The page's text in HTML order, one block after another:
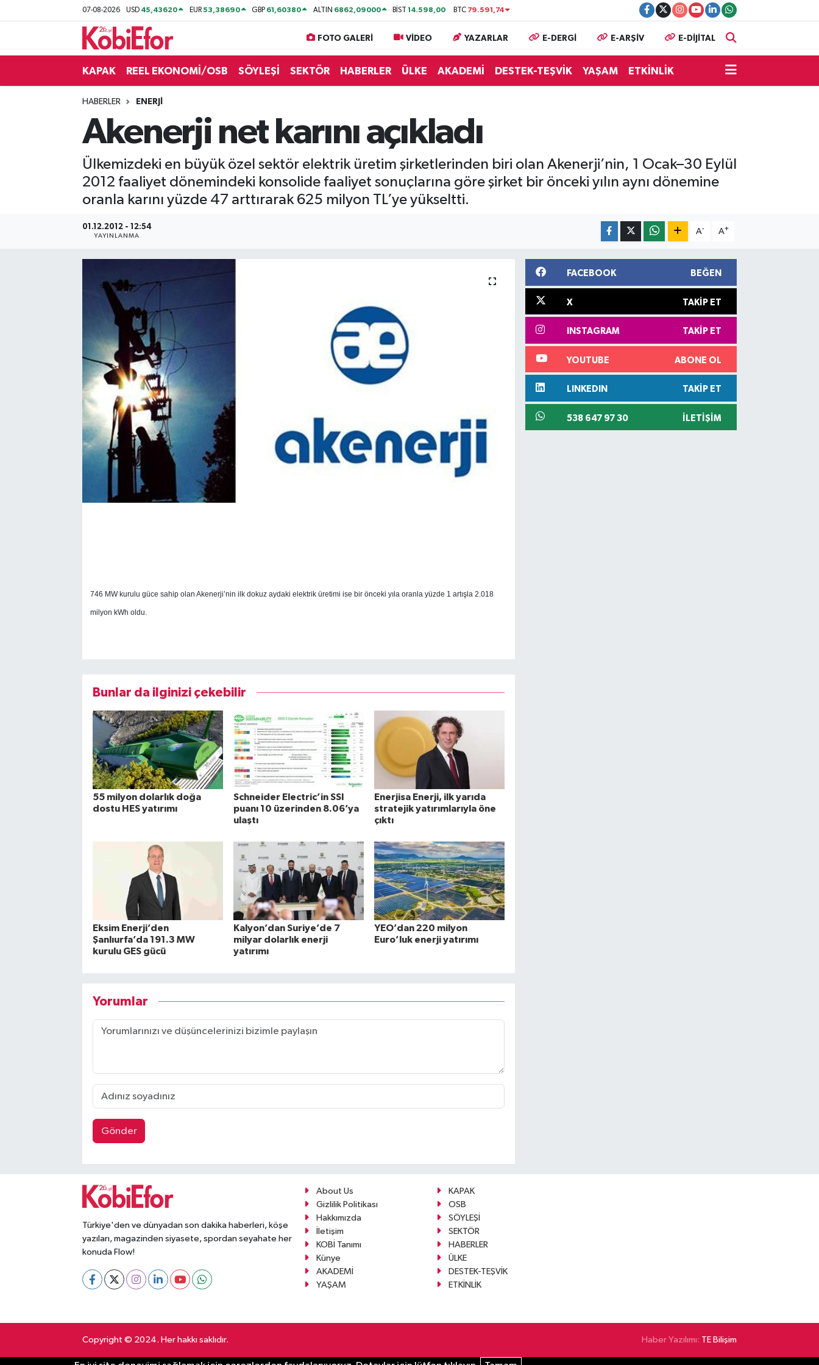
07-08-2026 USD 45,43620 EUR53,38690 GBP 61,60380 ALTIN 6862,09000 BİST14.598,00 BTC 79.591,74
FOTO GALERİ VİDEO YAZARLAR E-DERGİ E-ARŞİV E-DİJİTAL
KAPAK REEL EKONOMİ/OSB SÖYLEŞİ SEKTÖR HABERLER ÜLKE AKADEMİ DESTEK-TEŞVİK YAŞAM ETKİNLİK
HABERLER ENERJİ
Akenerji net karını açıkladı
Ülkemizdeki en büyük özel sektör elektrik üretim şirketlerinden biri olan Akenerji’nin, 1 Ocak–30 Eylül
2012 faaliyet dönemindeki konsolide faaliyet sonuçlarına göre şirket bir önceki yılın aynı dönemine
oranla karını yüzde 47 arttırarak 625 milyon TL’ye yükseltti.
01.12.2012 - 12:54
YAYINLANMA
A- A+
746 MW kurulu güce sahip olan Akenerji’nin ilk dokuz aydaki elektrik üretimi ise bir önceki yıla oranla yüzde 1 artışla 2.018
milyon kWh oldu.
Bunlar da ilginizi çekebilir
55 milyon dolarlık doğa
dostu HES yatırımı
Schneider Electric’in SSI
puanı 10 üzerinden 8.06’ya
ulaştı
Enerjisa Enerji, ilk yarıda
stratejik yatırımlarıyla öne
çıktı
Eksim Enerji’den
Şanlıurfa’da 191.3 MW
kurulu GES gücü
Kalyon’dan Suriye’de 7
milyar dolarlık enerji
yatırımı
YEO’dan 220 milyon
Euro’luk enerji yatırımı
Yorumlar
Gönder
FACEBOOK BEĞEN
X TAKIP ET
INSTAGRAM TAKIP ET
YOUTUBE ABONE OL
LINKEDIN TAKIP ET
538 647 97 30 İLETIŞIM
Türkiye'den ve dünyadan son dakika haberleri, köşe
yazıları, magazinden siyasete, spordan seyahate her
konuda Flow!
About Us
KAPAK
Gizlilik Politikası
OSB
Hakkımızda
SÖYLEŞİ
İletişim
SEKTÖR
KOBİ Tanımı
HABERLER
Künye
ÜLKE
AKADEMİ
DESTEK-TEŞVİK
YAŞAM
ETKİNLİK
Copyright © 2024. Her hakkı saklıdır. Haber Yazılımı: TE Bilişim
BİLİŞİM PANO
HABERLER